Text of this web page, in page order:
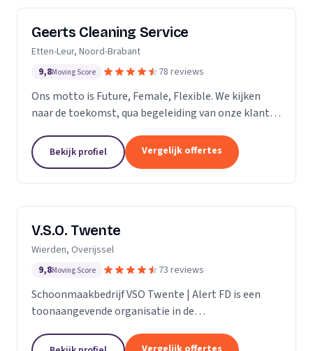
Geerts Cleaning Service
Etten-Leur, Noord-Brabant
9,8Moving Score 78 reviews
Ons motto is Future, Female, Flexible. We kijken
naar de toekomst, qua begeleiding van onze klanten
vrouwelijke ondernemers behandelen wij ons
personeel...
Bekijk profiel Vergelijk offertes
V.S.O. Twente
Wierden, Overijssel
9,8Moving Score 73 reviews
Schoonmaakbedrijf VSO Twente | Alert FD is een
toonaangevende organisatie in de
technieken en moderne machines, onderscheiden